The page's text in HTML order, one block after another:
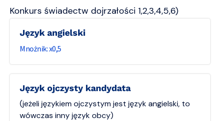
Konkurs świadectw dojrzałości 1,2,3,4,5,6)
Język angielski
0,5
Język ojczysty kandydata
(jeżeli językiem ojczystym jest język angielski, to
wówczas inny język obcy)